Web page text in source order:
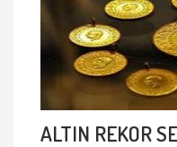
ALTIN REKOR